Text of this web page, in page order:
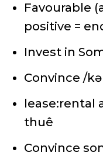
Favourable
positive =
Invest in
Convince /
lease:rental
thuê
Convince